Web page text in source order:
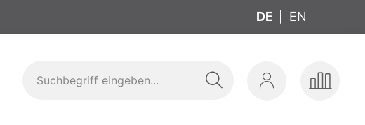
DE EN
Produkte
Mein
Suche